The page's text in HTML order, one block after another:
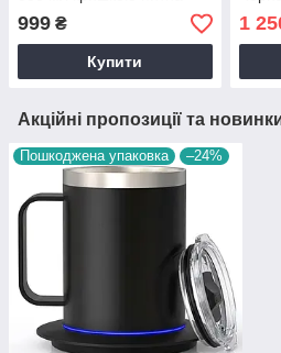
Біла в машина
999 ₴
Купити
1
Акційні пропозиції та
Пошкоджена упаковка –24%